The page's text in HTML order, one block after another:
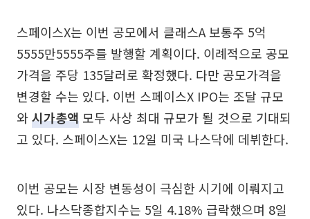
스페이스X는 이번 공모에서 클래스A 보통주 5억
5555만5555주를 발행할 계획이다. 이례적으로 공모
가격을 주당 135달러로 확정했다. 다만 공모가격을
변경할 수는 있다. 이번 스페이스X IPO는 조달 규모
와시가총액 모두 사상 최대 규모가 될 것으로 기대되
고 있다. 스페이스X는 12일 미국 나스닥에 데뷔한다.
이번 공모는 시장 변동성이 극심한 시기에 이뤄지고
있다. 나스닥종합지수는 5일 4.18% 급락했으며 8일